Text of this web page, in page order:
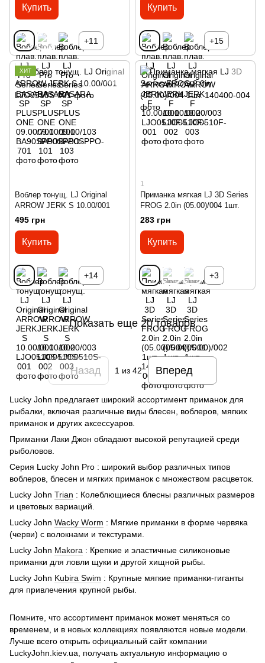
Купить
+11
Купить
+15
ХИТ
Воблер тонущ. LJ Original
ARROW JERK S 10.00/001
495 грн
Купить
+14
1
Приманка мягкая LJ 3D Series
FROG 2.0in (05.00)/004 1шт.
283 грн
Купить
+3
Показать еще 20 товаров
Назад 1из 42 Вперед
Lucky John предлагает широкий ассортимент приманок для
рыбалки, включая различные виды блесен, воблеров, мягких
приманок и других аксессуаров.
Приманки Лаки Джон обладают высокой репутацией среди
рыболовов.
Серия Lucky John Pro : широкий выбор различных типов
воблеров, блесен и мягких приманок с множеством расцветок.
Lucky John Trian : Колеблющиеся блесны различных размеров
и цветовых вариаций.
Lucky John Wacky Worm : Мягкие приманки в форме червяка
(черви) с волокнами и текстурами.
Lucky John Makora : Крепкие и эластичные силиконовые
приманки для ловли щуки и другой хищной рыбы.
Lucky John Kubira Swim : Крупные мягкие приманки-гиганты
для привлечения крупной рыбы.
Помните, что ассортимент приманок может меняться со
временем, и в новых коллекциях появляются новые модели.
Лучше всего открыть официальный сайт компании
LuckyJohn.kiev.ua, получать актуальную информацию о